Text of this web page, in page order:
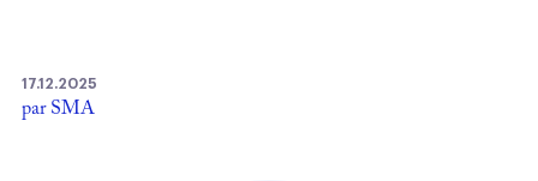
17.12.2025
par SMA